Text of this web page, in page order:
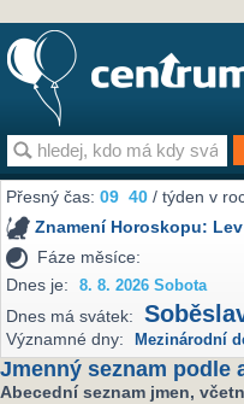
Přesný čas:09 40 / týden v
Znamení Horoskopu: Lev
Fáze měsíce:
Dnes je:
8. 8. 2026 Sobota
Dnes má svátek:
Významné dny: Mezinárodní
Jmenný seznam podle
Abecední seznam jmen,